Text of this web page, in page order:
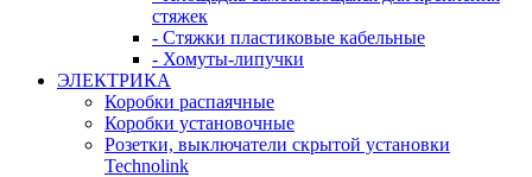
стяжек
- Стяжки пластиковые кабельные
- Хомуты-липучки
ЭЛЕКТРИКА
Коробки распаячные
Коробки установочные
Розетки, выключатели скрытой установки
Technolink